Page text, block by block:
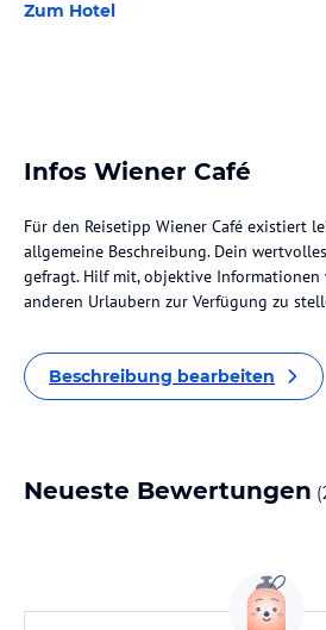
Zum Hotel
Infos Wiener Café
Für den Reisetipp Wiener Café existiert
allgemeine Beschreibung. Dein
gefragt. Hilf mit, objektive Informationen
anderen Urlaubern zur Verfügung zu
Beschreibung bearbeiten
Neueste Bewertungen